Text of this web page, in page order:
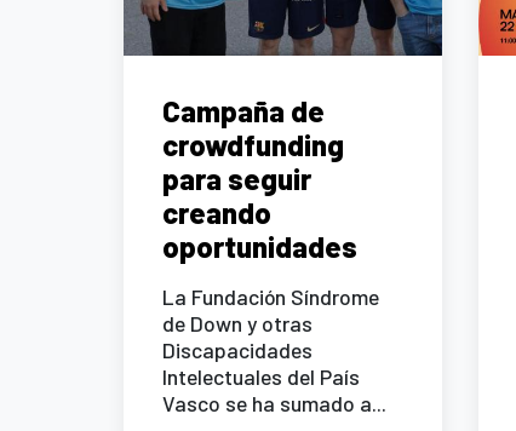
Campaña de
crowdfunding
para seguir
creando
oportunidades
La Fundación Síndrome
de Down y otras
Discapacidades
Intelectuales del País
Vasco se ha sumado a...